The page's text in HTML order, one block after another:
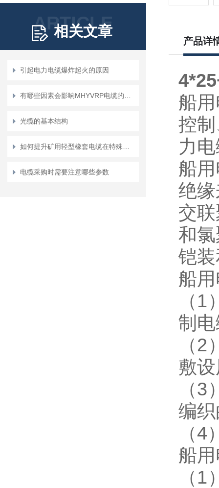
ARTICLE
相关文章
引起电力电缆爆炸起火的原因
光缆的基本结构
电缆采购时需要注意哪些参数
产品详
船用
控
力
船
绝
交
和
铠
船
（ 1
制
（2
敷
（3
编
（4
船
（ 1